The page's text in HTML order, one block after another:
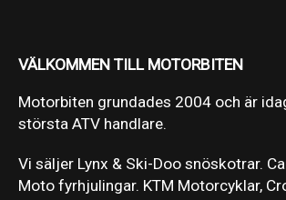
VÄLKOMMEN TILL MOTORBITEN
Motorbiten grundades 2004 och är
största ATV handlare.
Vi säljer Lynx & Ski-Doo snöskotrar.
Moto fyrhjulingar. KTM Motorcyklar,